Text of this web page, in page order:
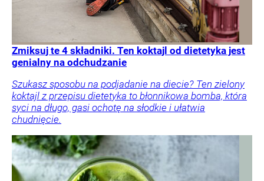
Zmiksuj te 4 składniki. Ten koktajl od dietetyka jest
genialny na odchudzanie
Szukasz sposobu na podjadanie na diecie? Ten zielony
koktajl z przepisu dietetyka to błonnikowa bomba, która
syci na długo, gasi ochotę na słodkie i ułatwia
chudnięcie.